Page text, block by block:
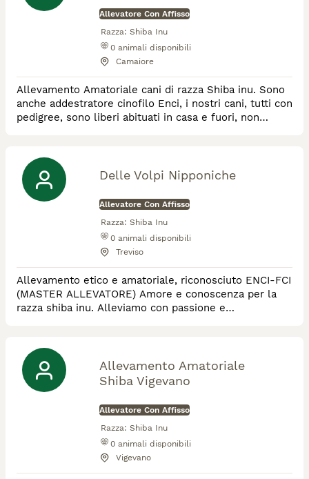
Allevatore Con Affisso
Razza: Shiba Inu
0 animali disponibili
Camaiore
Allevamento Amatoriale cani di razza Shiba inu. Sono
anche addestratore cinofilo Enci, i nostri cani, tutti con
pedigree, sono liberi abituati in casa e fuori, non
Delle Volpi Nipponiche
Allevatore Con Affisso
Razza: Shiba Inu
0 animali disponibili
Treviso
Allevamento etico e amatoriale, riconosciuto ENCI-FCI
(MASTER ALLEVATORE) Amore e conoscenza per la
razza shiba inu. Alleviamo con passione e
benessere del cane, solo cuccioli sani e con Pedigree
Enci/Fci
Allevamento Amatoriale
Shiba Vigevano
Allevatore Con Affisso
Razza: Shiba Inu
0 animali disponibili
Vigevano